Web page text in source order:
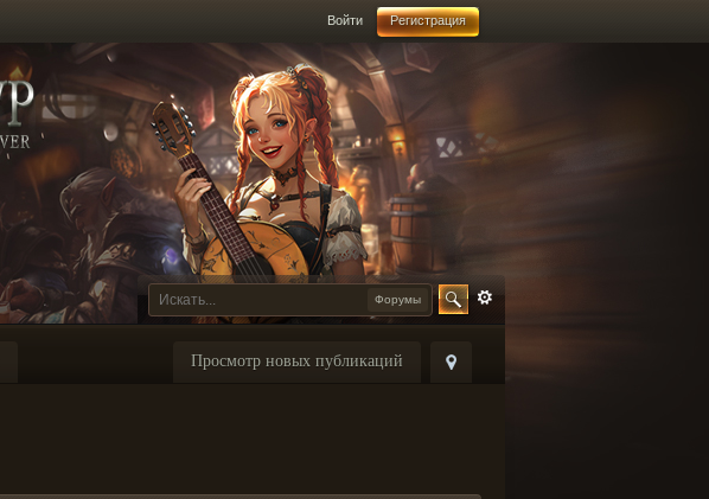
Войти Регистрация
Форумы
Просмотр новых публикаций